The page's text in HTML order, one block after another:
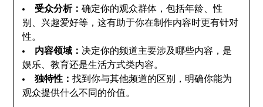
受众分析：确定你的观众群体，包括年龄、性
别、兴趣爱好等，这有助于你在制作内容时更有针对
性。
内容领域： 决定你的频道主要涉及哪些内容，是
娱乐、教育还是生活方式类内容。
独特性：找到你与其他频道的区别，明确你能为
观众提供什么不同的价值。